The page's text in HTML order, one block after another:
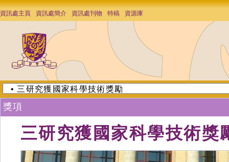
資訊處主頁 資訊處簡介 資訊處刊物 特稿 資源庫
獎項
三研究獲國家科學技術獎